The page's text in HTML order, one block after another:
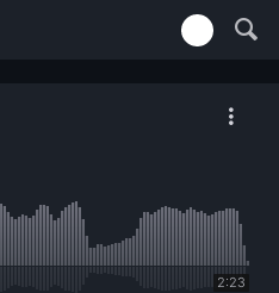
2:23